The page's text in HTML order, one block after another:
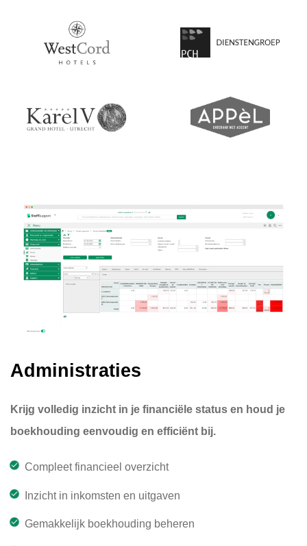
Administraties
Krijg volledig inzicht in je financiële status en houd je
boekhouding eenvoudig en efficiënt bij.
Compleet financieel overzicht
Inzicht in inkomsten en uitgaven
Gemakkelijk boekhouding beheren